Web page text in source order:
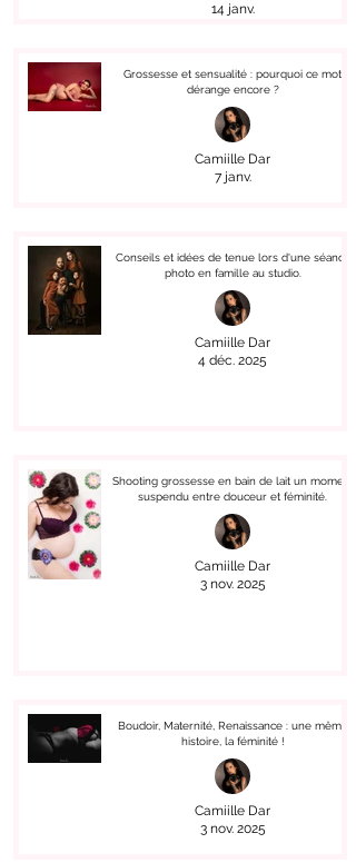
14 janv.
Grossesse et sensualité : pourquoi ce mot
dérange encore ?
Camiille Dar
7 janv.
Conseils et idées de tenue lors d'une séance
photo en famille au studio.
Camiille Dar
4 déc. 2025
Shooting grossesse en bain de lait un moment
suspendu entre douceur et féminité.
Camiille Dar
3 nov. 2025
Boudoir, Maternité, Renaissance : une même
histoire, la féminité !
Camiille Dar
3 nov. 2025